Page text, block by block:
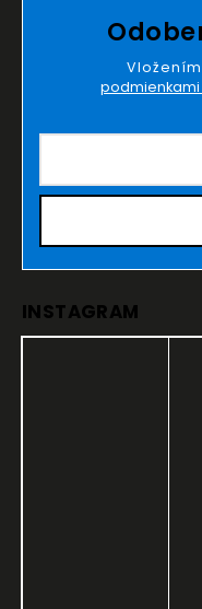
INSTAGRAM